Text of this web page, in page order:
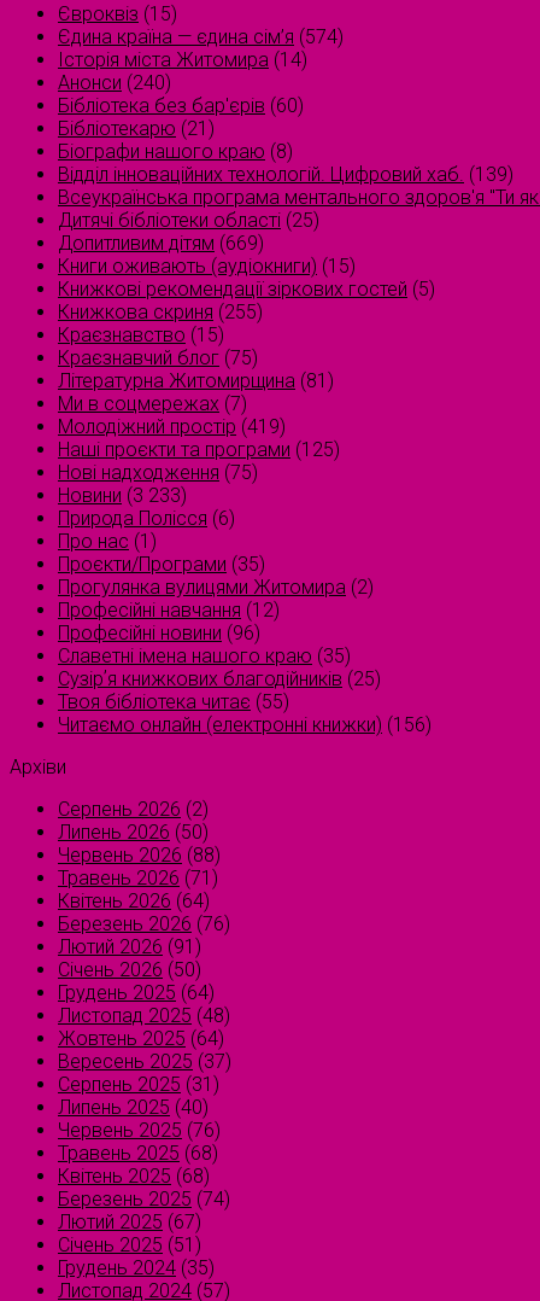
Євроквіз (15)
Єдина країна — єдина сім’я (574)
Історія міста Житомира (14)
Анонси (240)
Бібліотека без бар'єрів (60)
Бібліотекарю (21)
Біографи нашого краю (8)
Відділ інноваційних технологій. Цифровий хаб. (139)
Всеукраїнська програма ментального здоров'я "Ти
Дитячі бібліотеки області (25)
Допитливим дітям (669)
Книги оживають (аудіокниги) (15)
Книжкові рекомендації зіркових гостей (5)
Книжкова скриня (255)
Краєзнавство (15)
Краєзнавчий блог (75)
Літературна Житомирщина (81)
Ми в соцмережах (7)
Молодіжний простір (419)
Наші проєкти та програми (125)
Нові надходження (75)
Новини (3 233)
Природа Полісся (6)
Про нас (1)
Проєкти/Програми (35)
Прогулянка вулицями Житомира (2)
Професійні навчання (12)
Професійні новини (96)
Славетні імена нашого краю (35)
Сузірʼя книжкових благодійників (25)
Твоя бібліотека читає (55)
Читаємо онлайн (електронні книжки) (156)
Архіви
Серпень 2026 (2)
Липень 2026 (50)
Червень 2026 (88)
Травень 2026 (71)
Квітень 2026 (64)
Березень 2026 (76)
Лютий 2026 (91)
Січень 2026 (50)
Грудень 2025 (64)
Листопад 2025 (48)
Жовтень 2025 (64)
Вересень 2025 (37)
Серпень 2025 (31)
Липень 2025 (40)
Червень 2025 (76)
Травень 2025 (68)
Квітень 2025 (68)
Березень 2025 (74)
Лютий 2025 (67)
Січень 2025 (51)
Грудень 2024 (35)
Листопад 2024 (57)